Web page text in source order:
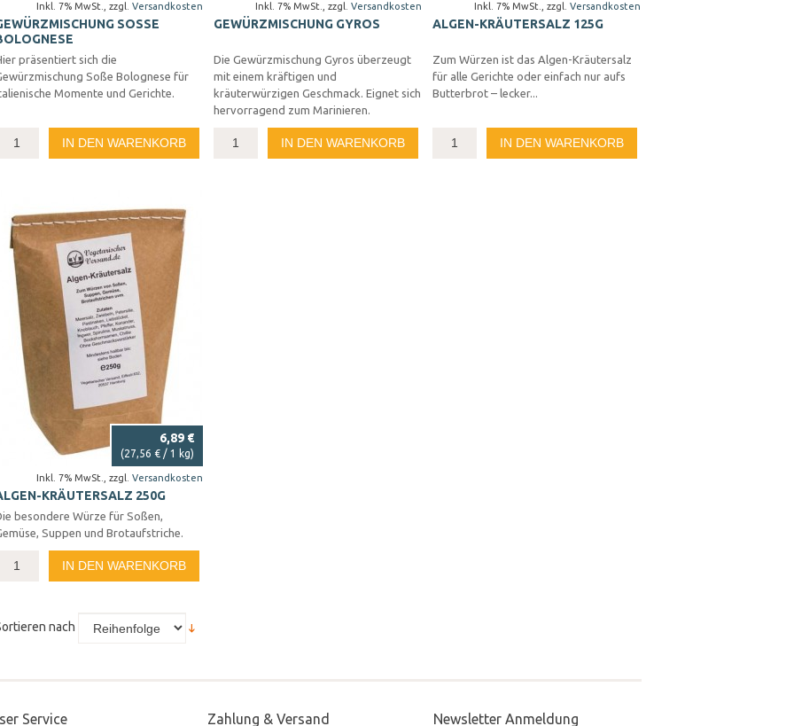
Inkl. 7% MwSt. zzgl. Versandkosten
SOSSE B
präsentiert sich die
Soße Bolognese für
Momente und Gerichte.
IN DEN WARENKORB
Inkl. 7% MwSt. zzgl. Versandkosten
GEWÜRZMISCHUNG GYROS
Die Gewürzmischung Gyros überzeugt
mit einem kräftigen und
kräuterwürzigen Geschmack. Eignet sich
hervorragend zum Marinieren.
IN DEN WARENKORB
Inkl. 7% MwSt. zzgl. Versandkosten
ALGEN-KRÄUTERSALZ 125G
Zum Würzen ist das Algen-Kräutersalz
für alle Gerichte oder einfach nur aufs
Butterbrot – lecker...
IN DEN WARENKORB
6,89 €
Inkl. 7% MwSt. zzgl. Versandkosten
(27,56 € / 1 kg)
KRÄUTERSALZ 250G
besondere Würze für Soßen,
Suppen und Brotaufstriche.
IN DEN WARENKORB
nach
Service Zahlung & Versand Newsletter Anmeldung